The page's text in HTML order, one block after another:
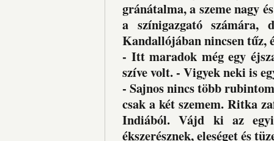
gránátalma, a szeme nagy
a színigazgató
Kandallójában nincsen tűz,
- Itt maradok még egy
szíve volt. - Vigyek neki is
- Sajnos nincs több
csak a két szemem. Ritka
Indiából. Vájd ki az
ékszerésznek, eleséget és